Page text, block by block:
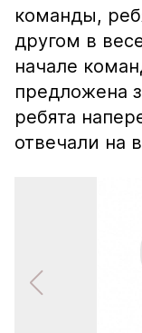
команды,
другом в
начале
предложена
ребята
отвечали на